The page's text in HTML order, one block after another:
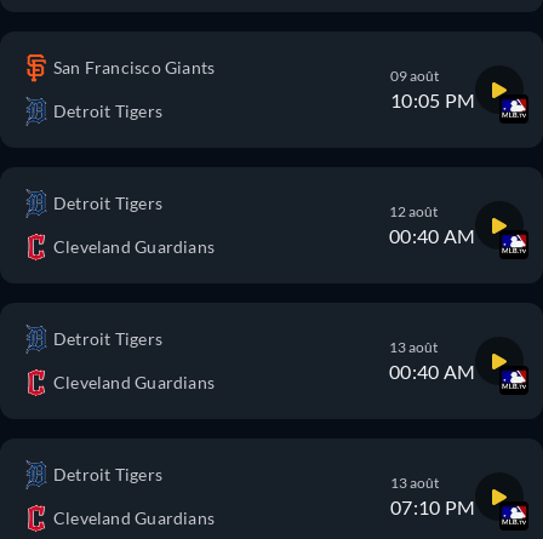
San Francisco Giants
Detroit Tigers
09 août
10:05 PM
Detroit Tigers
Cleveland Guardians
12 août
00:40 AM
Detroit Tigers
Cleveland Guardians
13 août
00:40 AM
Detroit Tigers
Cleveland Guardians
13 août
07:10 PM